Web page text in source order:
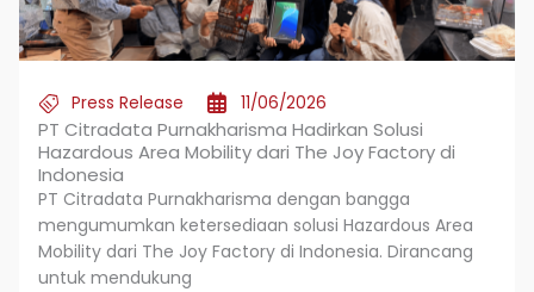
Press Release 11/06/2026
PT Citradata Purnakharisma Hadirkan Solusi
Hazardous Area Mobility dari The Joy Factory di
Indonesia
PT Citradata Purnakharisma dengan bangga
mengumumkan ketersediaan solusi Hazardous Area
Mobility dari The Joy Factory di Indonesia. Dirancang
untuk mendukung